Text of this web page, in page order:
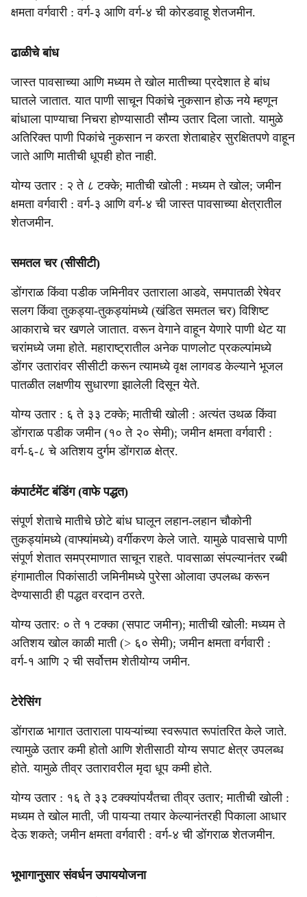
क्षमता वर्गवारी : वर्ग-३ आणि वर्ग-४ ची कोरडवाहू शेतजमीन.
ढाळीचे बांध
जास्त पावसाच्या आणि मध्यम ते खोल मातीच्या प्रदेशात हे बांध
घातले जातात. यात पाणी साचून पिकांचे नुकसान होऊ नये म्हणून
बांधाला पाण्याचा निचरा होण्यासाठी सौम्य उतार दिला जातो. यामुळे
अतिरिक्त पाणी पिकांचे नुकसान न करता शेताबाहेर सुरक्षितपणे वाहून
जाते आणि मातीची धूपही होत नाही.
योग्य उतार : २ ते ८ टक्के; मातीची खोली : मध्यम ते खोल; जमीन
क्षमता वर्गवारी : वर्ग-३ आणि वर्ग-४ ची जास्त पावसाच्या क्षेत्रातील
शेतजमीन.
समतल चर (सीसीटी)
डोंगराळ किंवा पडीक जमिनीवर उताराला आडवे, समपातळी रेषेवर
सलग किंवा तुकड्या-तुकड्यांमध्ये (खंडित समतल चर) विशिष्ट
आकाराचे चर खणले जातात. वरून वेगाने वाहून येणारे पाणी थेट या
चरांमध्ये जमा होते. महाराष्ट्रातील अनेक पाणलोट प्रकल्पांमध्ये
डोंगर उतारांवर सीसीटी करून त्यामध्ये वृक्ष लागवड केल्याने भूजल
पातळीत लक्षणीय सुधारणा झालेली दिसून येते.
योग्य उतार : ६ ते ३३ टक्के; मातीची खोली : अत्यंत उथळ किंवा
डोंगराळ पडीक जमीन (१० ते २० सेमी); जमीन क्षमता वर्गवारी :
वर्ग-६-८ चे अतिशय दुर्गम डोंगराळ क्षेत्र.
कंपार्टमेंट बंडिंग (वाफे पद्धत)
संपूर्ण शेताचे मातीचे छोटे बांध घालून लहान-लहान चौकोनी
तुकड्यांमध्ये (वाफ्यांमध्ये) वर्गीकरण केले जाते. यामुळे पावसाचे पाणी
संपूर्ण शेतात समप्रमाणात साचून राहते. पावसाळा संपल्यानंतर रब्बी
हंगामातील पिकांसाठी जमिनीमध्ये पुरेसा ओलावा उपलब्ध करून
देण्यासाठी ही पद्धत वरदान ठरते.
योग्य उतार: ० ते १ टक्का (सपाट जमीन); मातीची खोली: मध्यम ते
अतिशय खोल काळी माती (> ६० सेमी); जमीन क्षमता वर्गवारी :
वर्ग-१ आणि २ ची सर्वोत्तम शेतीयोग्य जमीन.
टेरेसिंग
डोंगराळ भागात उताराला पायऱ्यांच्या स्वरूपात रूपांतरित केले जाते.
त्यामुळे उतार कमी होतो आणि शेतीसाठी योग्य सपाट क्षेत्र उपलब्ध
होते. यामुळे तीव्र उतारावरील मृदा धूप कमी होते.
योग्य उतार : १६ ते ३३ टक्क्यांपर्यंतचा तीव्र उतार; मातीची खोली :
मध्यम ते खोल माती, जी पायऱ्या तयार केल्यानंतरही पिकाला आधार
देऊ शकते; जमीन क्षमता वर्गवारी : वर्ग-४ ची डोंगराळ शेतजमीन.
भूभागानुसार संवर्धन उपाययोजना